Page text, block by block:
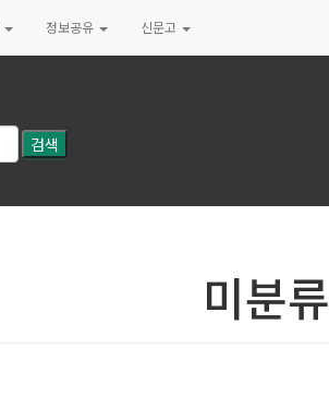
정보공유 신문고
미분류